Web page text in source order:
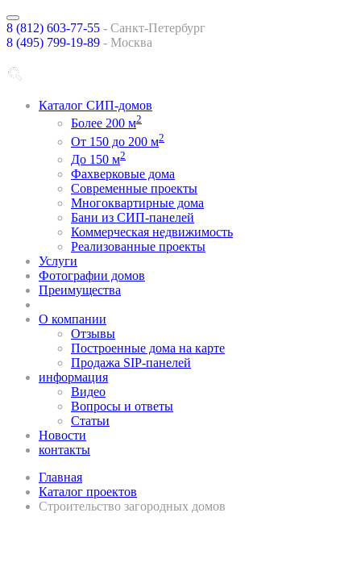
8 (812) 603-77-55 - Санкт-Петербург
8 (495) 799-19-89 - Москва
Каталог СИП-домов
Более 200 м2
От 150 до 200 м2
До 150 м2
Фахверковые дома
Современные проекты
Многоквартирные дома
Бани из СИП-панелей
Коммерческая недвижимость
Реализованные проекты
Услуги
Фотографии домов
Преимущества
О компании
Отзывы
Построенные дома на карте
Продажа SIP-панелей
информация
Видео
Вопросы и ответы
Статьи
Новости
контакты
Главная
Каталог проектов
Строительство загородных домов